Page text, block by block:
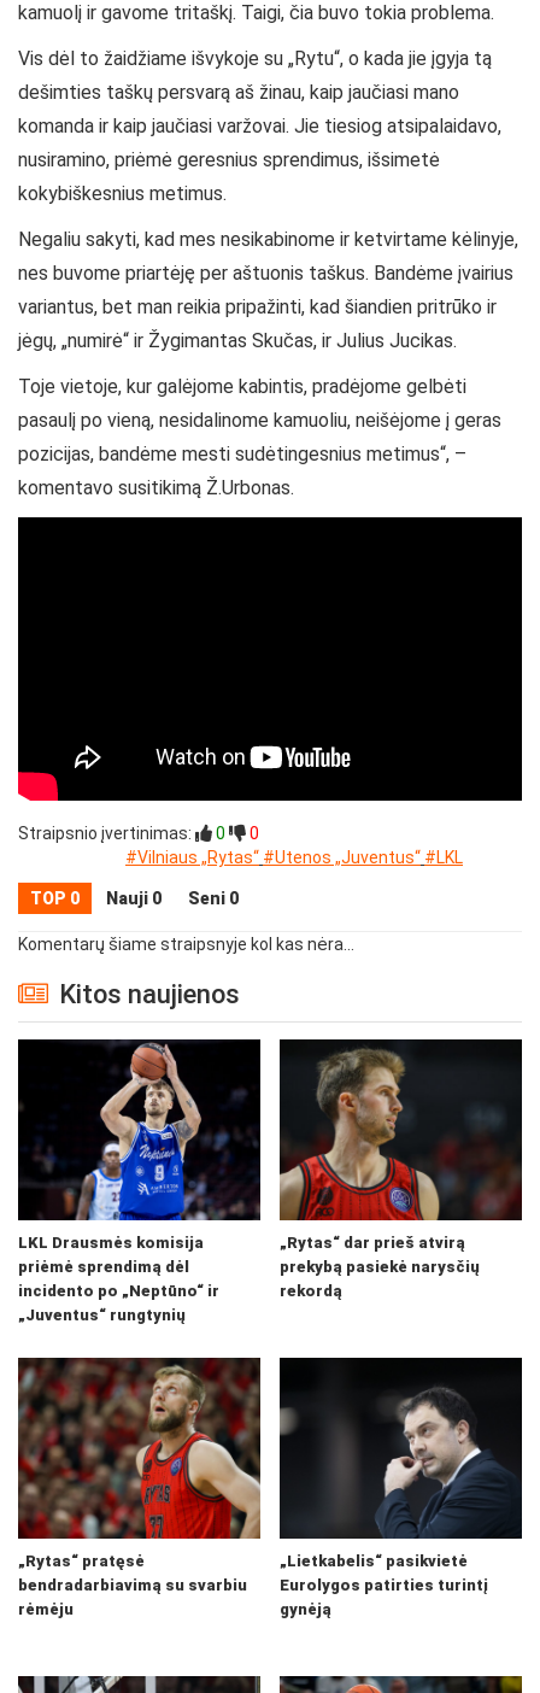
kamuolį ir gavome tritaškį. Taigi, čia buvo tokia problema.
Vis dėl to žaidžiame išvykoje su „Rytu“, o kada jie įgyja tą
dešimties taškų persvarą aš žinau, kaip jaučiasi mano
komanda ir kaip jaučiasi varžovai. Jie tiesiog atsipalaidavo,
nusiramino, priėmė geresnius sprendimus, išsimetė
kokybiškesnius metimus.
Negaliu sakyti, kad mes nesikabinome ir ketvirtame kėlinyje,
nes buvome priartėję per aštuonis taškus. Bandėme įvairius
variantus, bet man reikia pripažinti, kad šiandien pritrūko ir
jėgų, „numirė“ ir Žygimantas Skučas, ir Julius Jucikas.
Toje vietoje, kur galėjome kabintis, pradėjome gelbėti
pasaulį po vieną, nesidalinome kamuoliu, neišėjome į geras
pozicijas, bandėme mesti sudėtingesnius metimus“, –
komentavo susitikimą Ž.Urbonas.
Straipsnio įvertinimas: 0
0
#Vilniaus „Rytas“ #Utenos „Juventus“ #LKL
TOP 0 Nauji 0 Seni 0
Komentarų šiame straipsnyje kol kas nėra...
Kitos naujienos
LKL Drausmės komisija
priėmė sprendimą dėl
incidento po „Neptūno“ ir
„Juventus“ rungtynių
„Rytas“ dar prieš atvirą
prekybą pasiekė narysčių
rekordą
„Rytas“ pratęsė
bendradarbiavimą su svarbiu
rėmėju
„Lietkabelis“ pasikvietė
Eurolygos patirties turintį
gynėją